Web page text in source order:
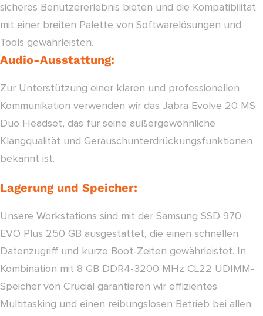
sicheres Benutzererlebnis bieten und die Kompatibilität
mit einer breiten Palette von Softwarelösungen und
Tools gewährleisten.
Audio-Ausstattung:
Zur Unterstützung einer klaren und professionellen
Kommunikation verwenden wir das Jabra Evolve 20 MS
Duo Headset, das für seine außergewöhnliche
Klangqualität und Geräuschunterdrückungsfunktionen
bekannt ist.
Lagerung und Speicher:
Unsere Workstations sind mit der Samsung SSD 970
EVO Plus 250 GB ausgestattet, die einen schnellen
Datenzugriff und kurze Boot-Zeiten gewährleistet. In
Kombination mit 8 GB DDR4-3200 MHz CL22 UDIMM-
Speicher von Crucial garantieren wir effizientes
Multitasking und einen reibungslosen Betrieb bei allen